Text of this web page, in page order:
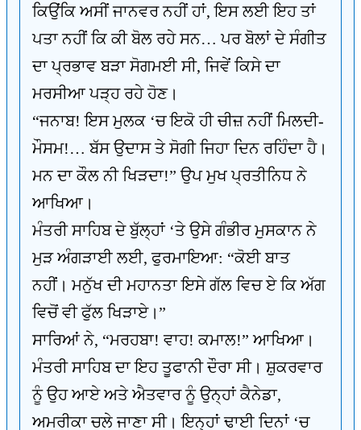
ਕਿਉਂਕਿ ਅਸੀਂ ਜਾਨਵਰ ਨਹੀਂ ਹਾਂ, ਇਸ ਲਈ ਇਹ ਤਾਂ
ਪਤਾ ਨਹੀਂ ਕਿ ਕੀ ਬੋਲ ਰਹੇ ਸਨ… ਪਰ ਬੋਲਾਂ ਦੇ ਸੰਗੀਤ
ਦਾ ਪ੍ਰਭਾਵ ਬੜਾ ਸੋਗਮਈ ਸੀ, ਜਿਵੇਂ ਕਿਸੇ ਦਾ
ਮਰਸੀਆ ਪੜ੍ਹ ਰਹੇ ਹੋਣ।
“ਜਨਾਬ! ਇਸ ਮੁਲਕ ‘ਚ ਇਕੋ ਹੀ ਚੀਜ਼ ਨਹੀਂ ਮਿਲਦੀ-
ਮੌਸਮ!… ਬੱਸ ਉਦਾਸ ਤੇ ਸੋਗੀ ਜਿਹਾ ਦਿਨ ਰਹਿੰਦਾ ਹੈ।
ਮਨ ਦਾ ਕੌਲ ਨੀ ਖਿੜਦਾ!” ਉਪ ਮੁਖ ਪ੍ਰਤੀਨਿਧ ਨੇ
ਆਖਿਆ।
ਮੰਤਰੀ ਸਾਹਿਬ ਦੇ ਬੁੱਲ੍ਹਾਂ ‘ਤੇ ਉਸੇ ਗੰਭੀਰ ਮੁਸਕਾਨ ਨੇ
ਮੁੜ ਅੰਗੜਾਈ ਲਈ, ਫੁਰਮਾਇਆ: “ਕੋਈ ਬਾਤ
ਨਹੀਂ। ਮਨੁੱਖ ਦੀ ਮਹਾਨਤਾ ਇਸੇ ਗੱਲ ਵਿਚ ਏ ਕਿ ਅੱਗ
ਵਿਚੋਂ ਵੀ ਫੁੱਲ ਖਿੜਾਏ।”
ਸਾਰਿਆਂ ਨੇ, “ਮਰਹਬਾ! ਵਾਹ! ਕਮਾਲ!” ਆਖਿਆ।
ਮੰਤਰੀ ਸਾਹਿਬ ਦਾ ਇਹ ਤੂਫਾਨੀ ਦੌਰਾ ਸੀ। ਸ਼ੁਕਰਵਾਰ
ਨੂੰ ਉਹ ਆਏ ਅਤੇ ਐਤਵਾਰ ਨੂੰ ਉਨ੍ਹਾਂ ਕੈਨੇਡਾ,
ਅਮਰੀਕਾ ਚਲੇ ਜਾਣਾ ਸੀ। ਇਨ੍ਹਾਂ ਢਾਈ ਦਿਨਾਂ ‘ਚ